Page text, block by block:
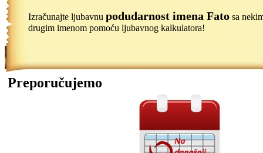
Izračunajte ljubavnu podudarnost imena Fato sa
drugim imenom pomoću ljubavnog kalkulatora!
Preporučujemo